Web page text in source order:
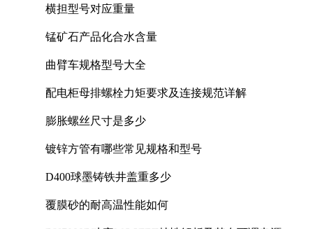
横担型号对应重量
锰矿石产品化合水含量
曲臂车规格型号大全
配电柜母排螺栓力矩要求及连接规范详解
膨胀螺丝尺寸是多少
镀锌方管有哪些常见规格和型号
D400球墨铸铁井盖重多少
覆膜砂的耐高温性能如何